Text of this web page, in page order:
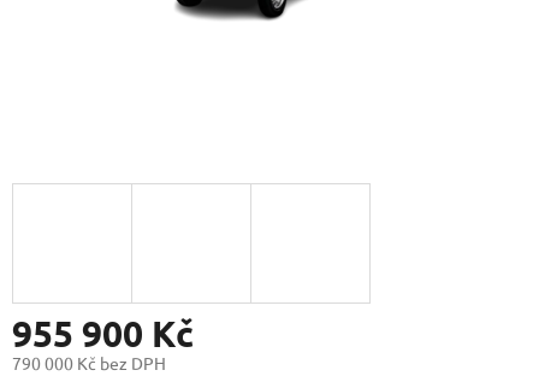
955 900 Kč
790 000 Kč bez DPH